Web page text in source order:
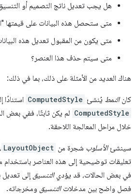
هل يجب تعديل ناتج التصميم أو التنسيق
متى ستحصل هذه البيانات على قيمتها
متى يكون من المقبول تعديل هذه
متى سيتم حذف هذا العنصر؟
هناك العديد من الأمثلة على ذلك، بما في ذلك:
كانالنمط يُنشئ ComputedStyle استنادًا
ComputedStyle لم يكن ثابتًا، ففي بعض
خلال مراحل المعالجة اللاحقة.
سينشئالأسلوب شجرة من LayoutObject
تعليقات توضيحية إلى هذه العناصر
في بعض الحالات، قد يؤديالتنسيق إلى تعديل
فصل واضح بين مدخلاتالتنسيق ومخرجاته.